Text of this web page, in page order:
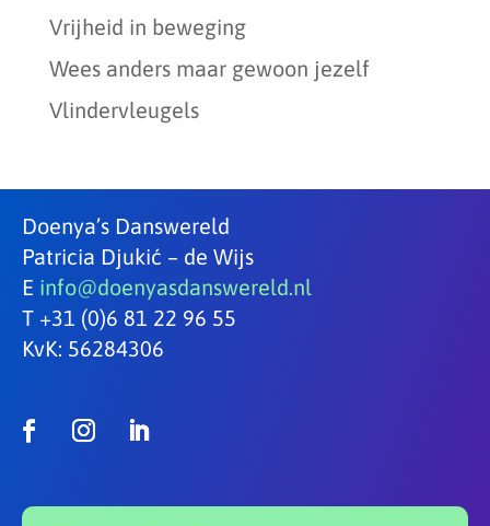
Vrijheid in beweging
Wees anders maar gewoon jezelf
Vlindervleugels
Doenya’s Danswereld
Patricia Djukić – de Wijs
E info@doenyasdanswereld.nl
T +31 (0)6 81 22 96 55
KvK: 56284306